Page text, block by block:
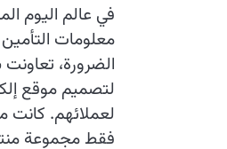
في عالم اليوم
معلومات التأمين
الضرورة،
لتصميم موقع
لعملائهم. كانت
فقط مجموعة